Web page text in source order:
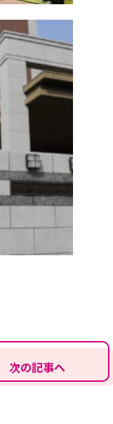
次の記事へ